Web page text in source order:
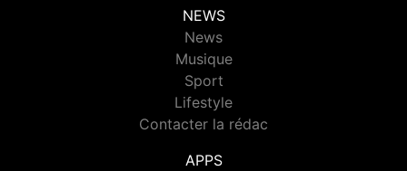
NEWS
News
Musique
Sport
Lifestyle
Contacter la rédac
APPS